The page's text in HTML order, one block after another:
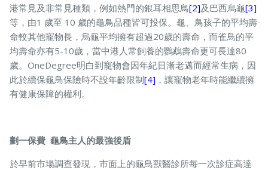
港常見及非常見種類，例如熱門的銀耳相思鳥[2]及巴西烏龜[3]
等，由1 歲至 10 歲的龜鳥品種皆可投保。龜、鳥孩子的平均壽
命較其他寵物長，烏龜平均擁有超過20歲的壽命，而雀鳥的平
均壽命亦有5-10歲，當中港人常飼養的鸚鵡壽命更可長達80
歲。OneDegree明白到寵物會因年紀日漸老邁而經常生病，因
此於續保龜鳥保險時不設年齡限制[4] ，讓寵物老年時能繼續擁
有健康保障的權利。
劃一保費 龜鳥主人的最強後盾
於早前市場調查發現，市面上的龜鳥獸醫診所每一次診症高達